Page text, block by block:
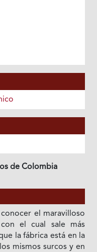
de Colombia
el maravilloso
el cual sale más
la fábrica está en la
mismos surcos y en